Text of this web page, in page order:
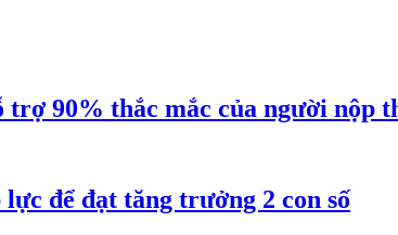
90% thắc mắc của người nộp
để đạt tăng trưởng 2 con số